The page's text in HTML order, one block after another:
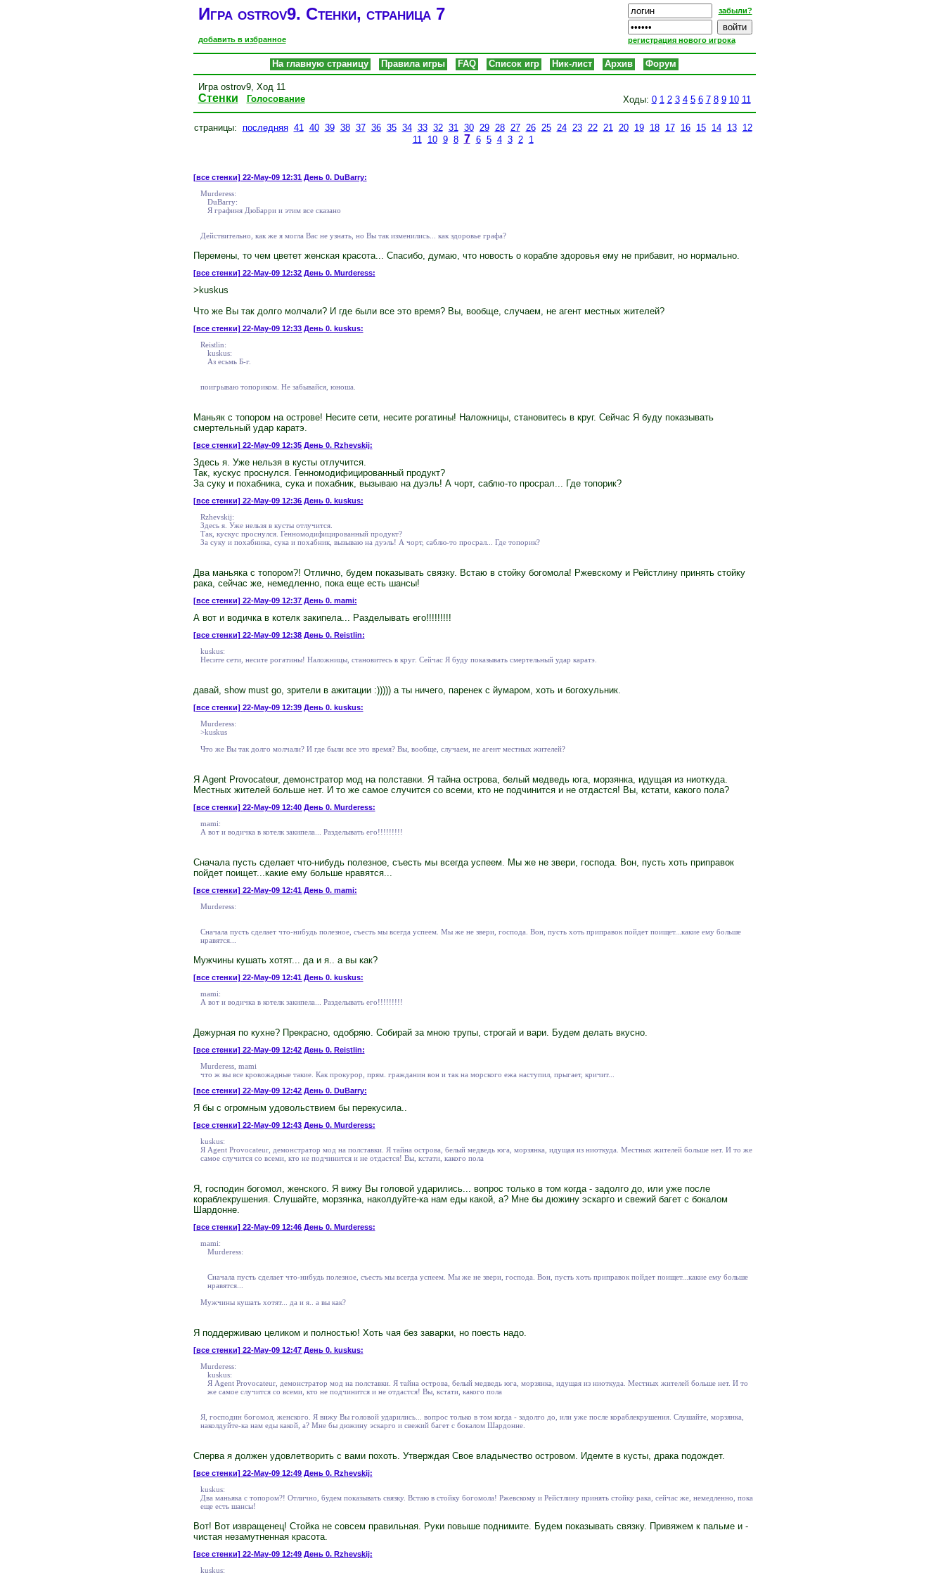
Игра ostrov9. Стенки, страница 7
добавить в избранное
забыли?
регистрация нового игрока
На главную страницу Правила игры FAQ Список игр Ник-лист Архив Форум
Игра ostrov9, Ход 11
Стенки Голосование Ходы: 0 1 2 3 4 5 6 7 8 9 10 11
страницы: последняя 41 40 39 38 37 36 35 34 33 32 31 30 29 28 27 26 25 24 23 22 21 20 19 18 17 16 15 14 13
12
11
10 9 8 7 6 5 4 3 2 1
[все стенки] 22-May-09 12:31 День 0. DuBarry:
Murderess:
DuBarry:
Я графиня ДюБарри и этим все сказано
Действительно, как же я могла Вас не узнать, но Вы так изменились... как здоровье графа?
Перемены, то чем цветет женская красота... Спасибо, думаю, что новость о корабле здоровья ему не прибавит, но нормально.
[все стенки] 22-May-09 12:32 День 0. Murderess:
>kuskus
Что же Вы так долго молчали? И где были все это время? Вы, вообще, случаем, не агент местных жителей?
[все стенки] 22-May-09 12:33 День 0. kuskus:
Reistlin:
kuskus:
Аз есьмь Б-г.
поигрываю топориком. Не забывайся, юноша.
Маньяк с топором на острове! Несите сети, несите рогатины! Наложницы, становитесь в круг. Сейчас Я буду показывать
смертельный удар каратэ.
[все стенки] 22-May-09 12:35 День 0. Rzhevskij:
Здесь я. Уже нельзя в кусты отлучится.
Так, кускус проснулся. Генномодифицированный продукт?
За суку и похабника, сука и похабник, вызываю на дуэль! А чорт, саблю-то просрал... Где топорик?
[все стенки] 22-May-09 12:36 День 0. kuskus:
Rzhevskij:
Здесь я. Уже нельзя в кусты отлучится.
Так, кускус проснулся. Генномодифицированный продукт?
За суку и похабника, сука и похабник, вызываю на дуэль! А чорт, саблю-то просрал... Где топорик?
Два маньяка с топором?! Отлично, будем показывать связку. Встаю в стойку богомола! Ржевскому и Рейстлину принять стойку
рака, сейчас же, немедленно, пока еще есть шансы!
[все стенки] 22-May-09 12:37 День 0. mami:
А вот и водичка в котелк закипела... Разделывать его!!!!!!!!!
[все стенки] 22-May-09 12:38 День 0. Reistlin:
kuskus:
Несите сети, несите рогатины! Наложницы, становитесь в круг. Сейчас Я буду показывать смертельный удар каратэ.
давай, show must go, зрители в ажитации :))))) а ты ничего, паренек с йумаром, хоть и богохульник.
[все стенки] 22-May-09 12:39 День 0. kuskus:
Murderess:
>kuskus
Что же Вы так долго молчали? И где были все это время? Вы, вообще, случаем, не агент местных жителей?
Я Agent Provocateur, демонстратор мод на полставки. Я тайна острова, белый медведь юга, морзянка, идущая из ниоткуда.
Местных жителей больше нет. И то же самое случится со всеми, кто не подчинится и не отдастся! Вы, кстати, какого пола?
[все стенки] 22-May-09 12:40 День 0. Murderess:
mami:
А вот и водичка в котелк закипела... Разделывать его!!!!!!!!!
Сначала пусть сделает что-нибудь полезное, съесть мы всегда успеем. Мы же не звери, господа. Вон, пусть хоть приправок
пойдет поищет...какие ему больше нравятся...
[все стенки] 22-May-09 12:41 День 0. mami:
Murderess:
Сначала пусть сделает что-нибудь полезное, съесть мы всегда успеем. Мы же не звери, господа. Вон, пусть хоть приправок пойдет поищет...какие ему больше
нравятся...
Мужчины кушать хотят... да и я.. а вы как?
[все стенки] 22-May-09 12:41 День 0. kuskus:
mami:
А вот и водичка в котелк закипела... Разделывать его!!!!!!!!!
Дежурная по кухне? Прекрасно, одобряю. Собирай за мною трупы, строгай и вари. Будем делать вкусно.
[все стенки] 22-May-09 12:42 День 0. Reistlin:
Murderess, mami
что ж вы все кровожадные такие. Как прокурор, прям. гражданин вон и так на морского ежа наступил, прыгает, кричит...
[все стенки] 22-May-09 12:42 День 0. DuBarry:
Я бы с огромным удовольствием бы перекусила..
[все стенки] 22-May-09 12:43 День 0. Murderess:
kuskus:
Я Agent Provocateur, демонстратор мод на полставки. Я тайна острова, белый медведь юга, морзянка, идущая из ниоткуда. Местных жителей больше нет. И то же
самое случится со всеми, кто не подчинится и не отдастся! Вы, кстати, какого пола
Я, господин богомол, женского. Я вижу Вы головой ударились... вопрос только в том когда - задолго до, или уже после
кораблекрушения. Слушайте, морзянка, наколдуйте-ка нам еды какой, а? Мне бы дюжину эскарго и свежий багет с бокалом
Шардонне.
[все стенки] 22-May-09 12:46 День 0. Murderess:
mami:
Murderess:
Сначала пусть сделает что-нибудь полезное, съесть мы всегда успеем. Мы же не звери, господа. Вон, пусть хоть приправок пойдет поищет...какие ему больше
нравятся...
Мужчины кушать хотят... да и я.. а вы как?
Я поддерживаю целиком и полностью! Хоть чая без заварки, но поесть надо.
[все стенки] 22-May-09 12:47 День 0. kuskus:
Murderess:
kuskus:
Я Agent Provocateur, демонстратор мод на полставки. Я тайна острова, белый медведь юга, морзянка, идущая из ниоткуда. Местных жителей больше нет. И то
же самое случится со всеми, кто не подчинится и не отдастся! Вы, кстати, какого пола
Я, господин богомол, женского. Я вижу Вы головой ударились... вопрос только в том когда - задолго до, или уже после кораблекрушения. Слушайте, морзянка,
наколдуйте-ка нам еды какой, а? Мне бы дюжину эскарго и свежий багет с бокалом Шардонне.
Сперва я должен удовлетворить с вами похоть. Утверждая Свое владычество островом. Идемте в кусты, драка подождет.
[все стенки] 22-May-09 12:49 День 0. Rzhevskij:
kuskus:
Два маньяка с топором?! Отлично, будем показывать связку. Встаю в стойку богомола! Ржевскому и Рейстлину принять стойку рака, сейчас же, немедленно, пока
еще есть шансы!
Вот! Вот извращенец! Стойка не совсем правильная. Руки повыше поднимите. Будем показывать связку. Привяжем к пальме и -
чистая незамутненная красота.
[все стенки] 22-May-09 12:49 День 0. Rzhevskij:
kuskus: